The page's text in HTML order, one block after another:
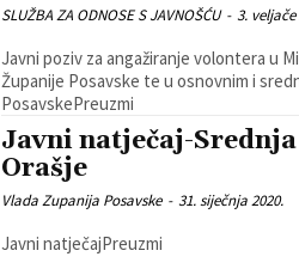
SLUŽBA ZA ODNOSE S JAVNOŠĆU - 3. veljače
Javni poziv za angažiranje volontera u
Županije Posavske te u osnovnim i
PosavskePreuzmi
Javni natječaj-
Orašje
Vlada Zupanija Posavske - 31. siječnja 2020.
Javni natječajPreuzmi